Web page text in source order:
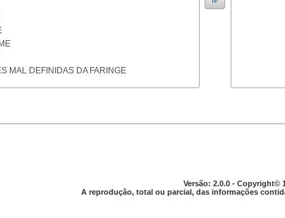
MAL DEFINIDAS DA FARINGE
Versão: 2.0.0 - Copyright©
A reprodução, total ou parcial, das informações